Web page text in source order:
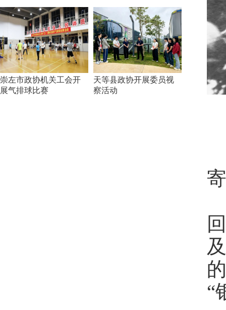
崇左市政协机关工会开
展气排球比赛
天等县政协开展委员视
察活动
“